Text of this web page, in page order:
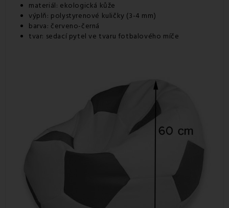
materiál: ekologická kůže
výplň: polystyrenové kuličky (3-4 mm)
barva: červeno-černá
tvar: sedací pytel ve tvaru fotbalového míče